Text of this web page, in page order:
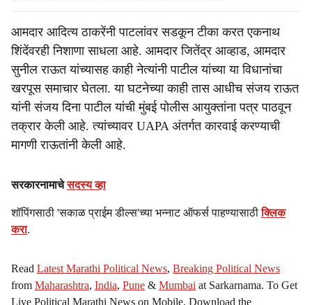
आमदार आदित्य ठाकरेंनी पाटलांवर सडकून टीका करत एकनाथ
शिंदेंवरही निशाणा साधला आहे. आमदार जितेंद्र आव्हाड, आमदार
सुनील राऊत यांच्यासह काही नेत्यांनी पाटील यांच्या या विधानांचा
खरपूस समाचार घेतला. या घटनेच्या काही तास आधीच संजय राऊत
यांनी संजय दिना पाटील यांची मुंबई पोलीस आयुक्तांना पत्र पाठवून
तक्रार केली आहे. त्यांच्यावर UAPA अंतर्गत कारवाई करण्याची
मागणी राऊतांनी केली आहे.
सरकारनामाचेसदस्य व्हा
शॉपिंगसाठी 'सकाळ प्राईम डील्स'च्या भन्नाट ऑफर्स पाहण्यासाठीक्लिक
करा.
Read Latest Marathi Political News, Breaking Political News
from Maharashtra, India, Pune & Mumbai at Sarkarnama. To Get
Live Political Marathi News on Mobile, Download the